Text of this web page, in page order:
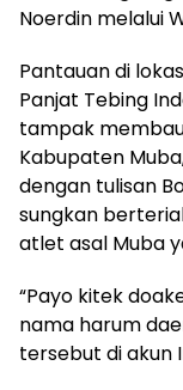
Noerdin melalui
Pantauan di
Panjat Tebing
tampak
Kabupaten
dengan tulisan
sungkan
atlet asal Muba
“Payo kitek
nama harum
tersebut di akun